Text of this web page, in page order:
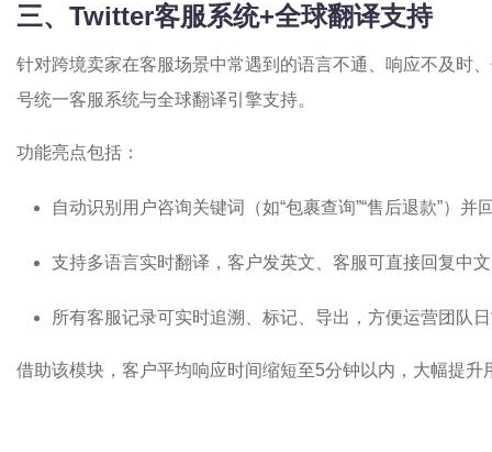
三、Twitter客服系统+全球翻译支持
针对跨境卖家在客服场景中常遇到的语言不通、响应不及时
号统一客服系统与全球翻译引擎支持。
功能亮点包括：
自动识别用户咨询关键词（如“包裹查询”“售后退款”）并
支持多语言实时翻译，客户发英文、客服可直接回复中
所有客服记录可实时追溯、标记、导出，方便运营团队
借助该模块，客户平均响应时间缩短至5分钟以内，大幅提升